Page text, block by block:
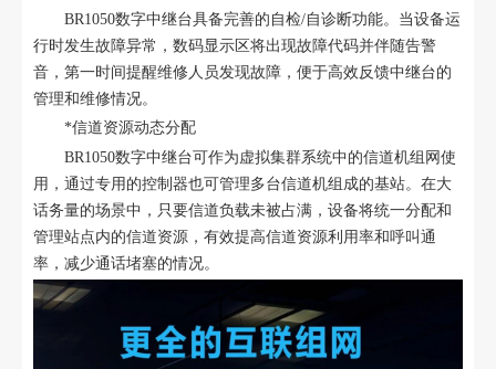
BR1050数字中继台具备完善的自检/自诊断功能。当设备运
行时发生故障异常，数码显示区将出现故障代码并伴随告警
音，第一时间提醒维修人员发现故障，便于高效反馈中继台的
管理和维修情况。
*信道资源动态分配
BR1050数字中继台可作为虚拟集群系统中的信道机组网使
用，通过专用的控制器也可管理多台信道机组成的基站。在大
话务量的场景中，只要信道负载未被占满，设备将统一分配和
管理站点内的信道资源，有效提高信道资源利用率和呼叫通
率，减少通话堵塞的情况。